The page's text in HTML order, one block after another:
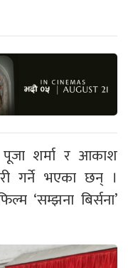
शर्मा र आकाश
गर्ने भएका छन् ।
‘सम्झना बिर्सना’